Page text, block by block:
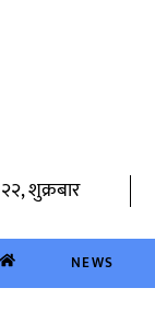
शुक्रबार
NEWS